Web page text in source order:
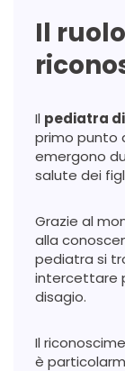
Il
Il pediatra
primo punto
emergono
salute dei
Grazie al
alla
pediatra si
intercettare
disagio.
Il
è